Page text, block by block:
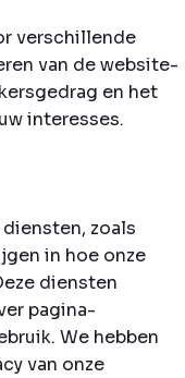
verschillende
van de website-
en het
interesses.
zoals
in hoe onze
diensten
pagina-
We hebben
van onze